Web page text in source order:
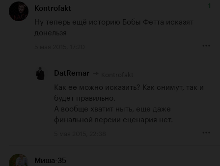
Kontrofakt 1
Ну теперь ещё историю Бобы Фетта исказят
донельзя
DatRemar
Как ее можно исказить? Как снимут, так и
будет правильно.
А вообще хватит ныть, еще даже
финальной версии сценария нет.
Миша-35